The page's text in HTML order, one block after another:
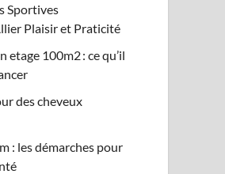
Sportives
Plaisir et Praticité
100m2 : ce qu’il
des cheveux
: les démarches pour